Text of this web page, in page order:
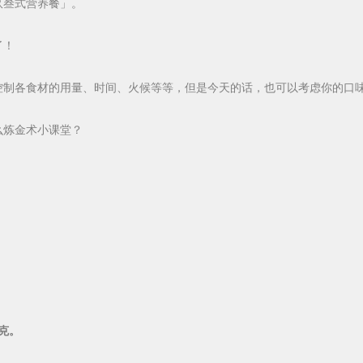
式营养餐」。
制各食材的用量、时间、火候等等，但是今天的话，也可以考虑你的
金术小课堂？
。